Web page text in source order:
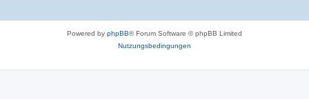
Powered by phpBB® Forum Software © phpBB Limited
Nutzungsbedingungen